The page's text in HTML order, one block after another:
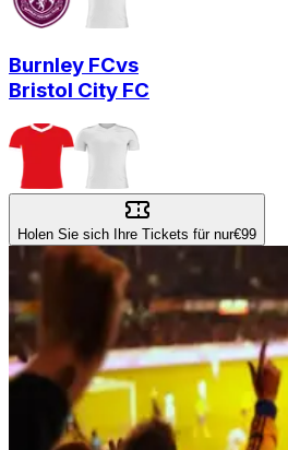
Burnley FCvs
Bristol City FC
Holen Sie sich Ihre Tickets für nur€99